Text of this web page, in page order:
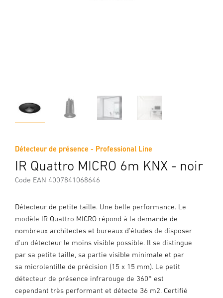
Détecteur de présence - Professional Line
IR Quattro MICRO 6m KNX - noir
Code EAN 4007841068646
Détecteur de petite taille. Une belle performance. Le
modèle IR Quattro MICRO répond à la demande de
nombreux architectes et bureaux d'études de disposer
d'un détecteur le moins visible possible. Il se distingue
par sa petite taille, sa partie visible minimale et par
sa microlentille de précision (15 x 15 mm). Le petit
détecteur de présence infrarouge de 360° est
cependant très performant et détecte 36 m2. Certifié